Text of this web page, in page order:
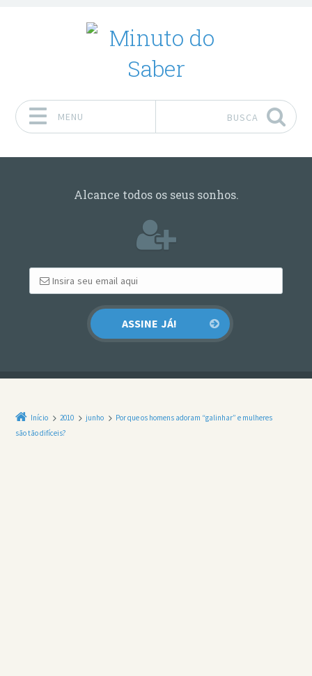
MENU BUSCA
Alcance todos os seus sonhos.
Início 2010 junho
Por que os homens adoram “galinhar” e mulheres
são tão difíceis?